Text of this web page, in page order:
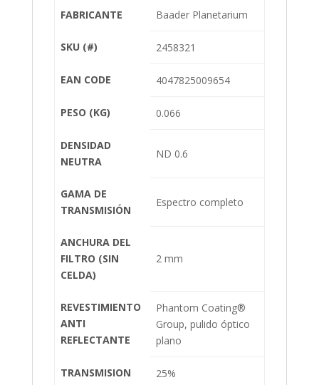
FABRICANTE
Baader Planetarium
SKU (#) 2458321
EAN CODE 4047825009654
PESO (KG) 0.066
DENSIDAD
NEUTRA
ND 0.6
GAMA DE
TRANSMISIÓN
Espectro completo
ANCHURA DEL
FILTRO (SIN
CELDA)
2 mm
REVESTIMIENTO
ANTI
REFLECTANTE
Phantom Coating®
Group, pulido óptico
plano
TRANSMISION 25%